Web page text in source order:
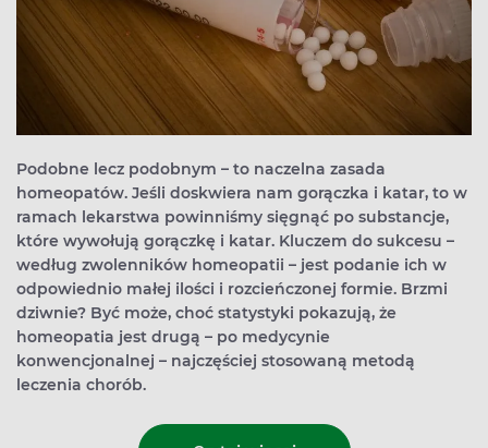
Podobne lecz podobnym – to naczelna zasada
homeopatów. Jeśli doskwiera nam gorączka i katar, to w
ramach lekarstwa powinniśmy sięgnąć po substancje,
które wywołują gorączkę i katar. Kluczem do sukcesu –
według zwolenników homeopatii – jest podanie ich w
odpowiednio małej ilości i rozcieńczonej formie. Brzmi
dziwnie? Być może, choć statystyki pokazują, że
homeopatia jest drugą – po medycynie
konwencjonalnej – najczęściej stosowaną metodą
leczenia chorób.